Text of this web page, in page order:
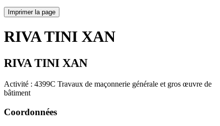
Imprimer la page
RIVA TINI XAN
RIVA TINI XAN
Activité : 4399C Travaux de maçonnerie générale et gros œuvre de
bâtiment
Coordonnées